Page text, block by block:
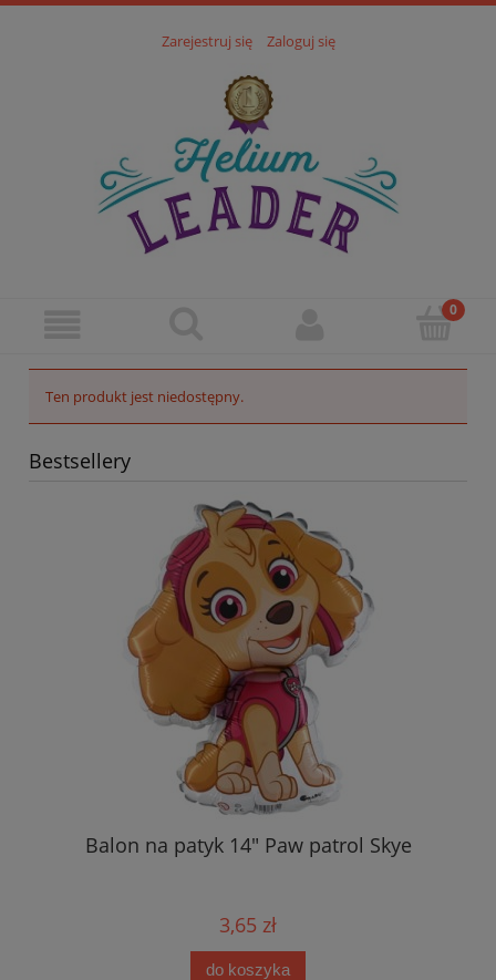
Zarejestruj się Zaloguj się
Ten produkt jest niedostępny.
Bestsellery
Balon na patyk 14" Paw patrol Skye
3,65 zł
do koszyka